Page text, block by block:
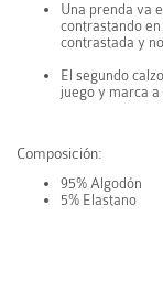
Una prenda va
contrastando
contrastada y
El segundo
juego y marca
Composición:
95% Algodón
5% Elastano